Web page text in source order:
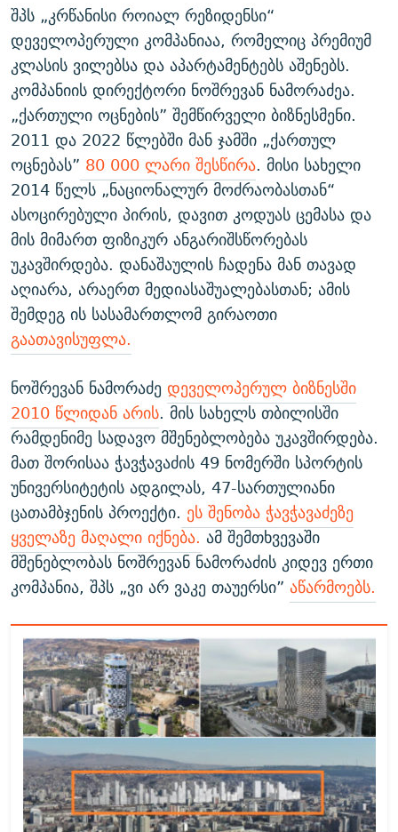
შპს „კრწანისი როიალ რეზიდენსი“
დეველოპერული კომპანიაა, რომელიც პრემიუმ
კლასის ვილებსა და აპარტამენტებს აშენებს.
კომპანიის დირექტორი ნოშრევან ნამორაძეა.
„ქართული ოცნების” შემწირველი ბიზნესმენი.
2011 და 2022 წლებში მან ჯამში „ქართულ
ოცნებას” 80 000 ლარი შესწირა. მისი სახელი
2014 წელს „ნაციონალურ მოძრაობასთან“
ასოცირებული პირის, დავით კოდუას ცემასა და
მის მიმართ ფიზიკურ ანგარიშსწორებას
უკავშირდება. დანაშაულის ჩადენა მან თავად
აღიარა, არაერთ მედიასაშუალებასთან; ამის
შემდეგ ის სასამართლომ გირაოთი
გაათავისუფლა.
ნოშრევან ნამორაძე დეველოპერულ ბიზნესში
2010 წლიდან არის. მის სახელს თბილისში
რამდენიმე სადავო მშენებლობება უკავშირდება.
მათ შორისაა ჭავჭავაძის 49 ნომერში სპორტის
უნივერსიტეტის ადგილას, 47-სართულიანი
ცათამბჯენის პროექტი. ეს შენობა ჭავჭავაძეზე
ყველაზე მაღალი იქნება.ამ შემთხვევაში
მშენებლობას ნოშრევან ნამორაძის კიდევ ერთი
კომპანია, შპს „ვი არ ვაკე თაუერსი” აწარმოებს.